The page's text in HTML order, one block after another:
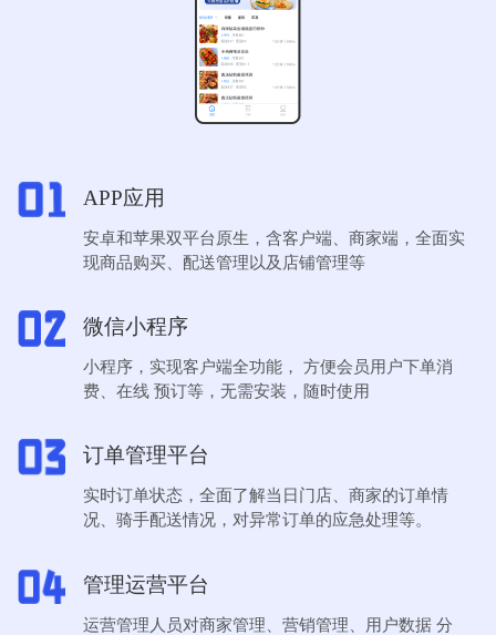
APP应用
安卓和苹果双平台原生，含客户端、商家端，全面实
现商品购买、配送管理以及店铺管理等
微信小程序
小程序，实现客户端全功能， 方便会员用户下单消
费、在线 预订等，无需安装，随时使用
订单管理平台
实时订单状态，全面了解当日门店、商家的订单情
况、骑手配送情况，对异常订单的应急处理等。
管理运营平台
运营管理人员对商家管理、营销管理、用户数据 分